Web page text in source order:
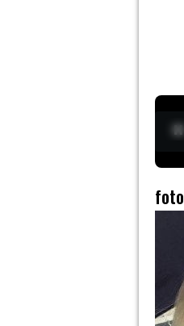
foto